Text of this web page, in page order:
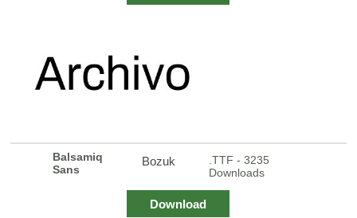
Balsamiq
Sans
Bozuk
.TTF - 3235
Downloads
Download